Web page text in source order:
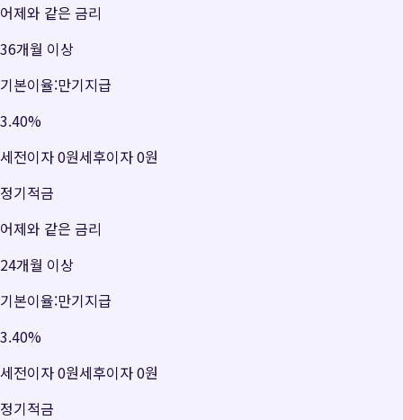
어제와 같은 금리
36개월 이상
기본이율:만기지급
3.40%
세전이자0원세후이자0원
정기적금
어제와 같은 금리
24개월 이상
기본이율:만기지급
3.40%
세전이자0원세후이자0원
정기적금